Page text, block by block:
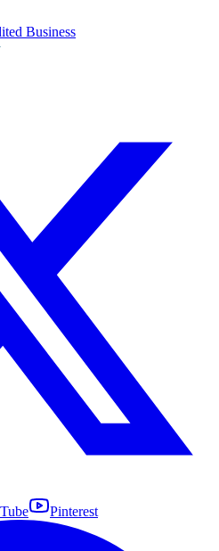
Business
Pinterest